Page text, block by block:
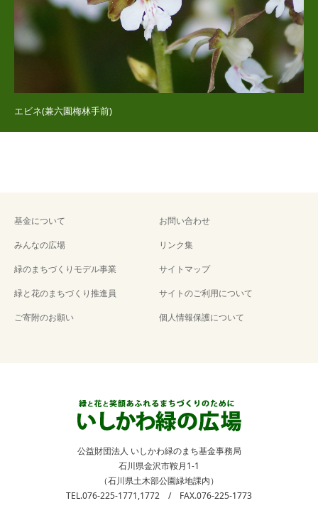
エビネ(兼六園梅林手前)
基金について
みんなの広場
緑のまちづくりモデル事業
緑と花のまちづくり推進員
ご寄附のお願い
お問い合わせ
リンク集
サイトマップ
サイトのご利用について
個人情報保護について
公益財団法人 いしかわ緑のまち基金事務局
石川県金沢市鞍月1-1
（石川県土木部公園緑地課内）
TEL.076-225-1771,1772 / FAX.076-225-1773